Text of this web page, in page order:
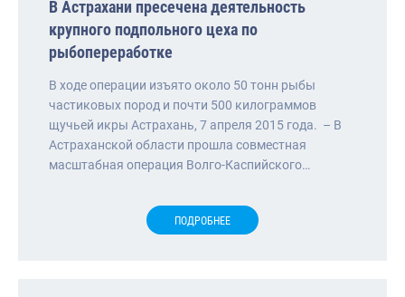
В Астрахани пресечена деятельность
крупного подпольного цеха по
рыбопереработке
В ходе операции изъято около 50 тонн рыбы
частиковых пород и почти 500 килограммов
щучьей икры Астрахань, 7 апреля 2015 года. – В
Астраханской области прошла совместная
масштабная операция Волго-Каспийского…
ПОДРОБНЕЕ